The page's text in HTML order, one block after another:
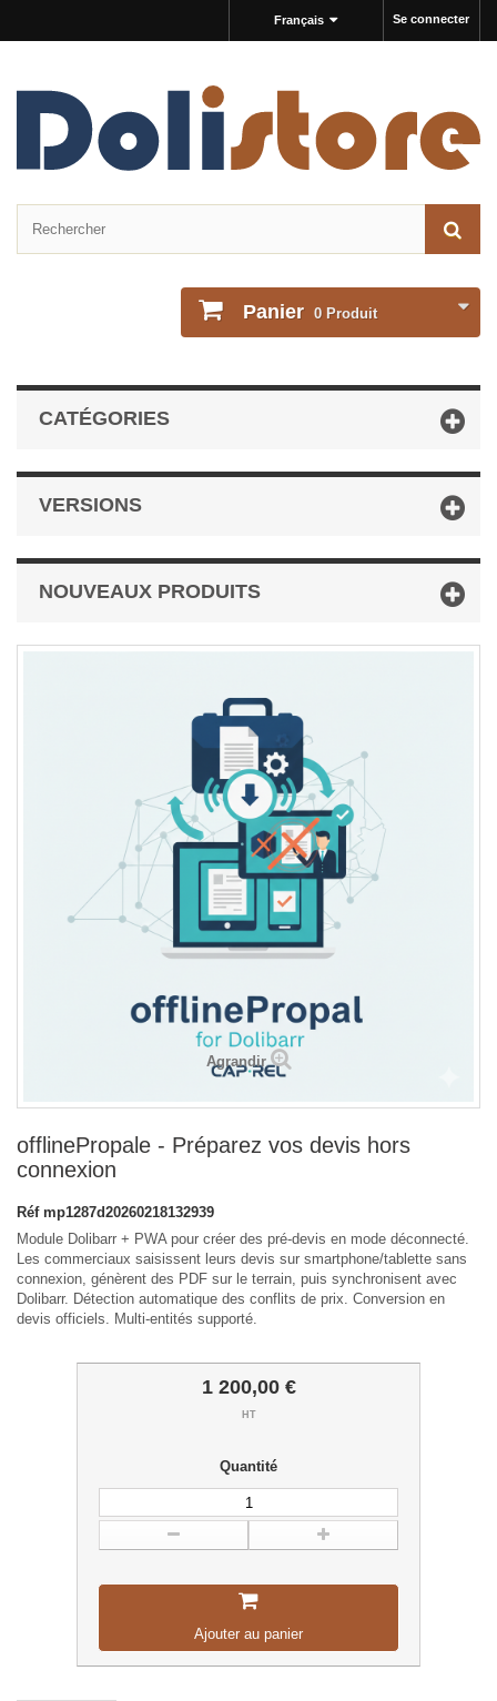
Se connecter
Français
Panier 0 Produit
CATÉGORIES
VERSIONS
NOUVEAUX PRODUITS
Agrandir
offlinePropale - Préparez vos devis hors
connexion
Réf mp1287d20260218132939
Module Dolibarr + PWA pour créer des pré-devis en mode déconnecté.
Les commerciaux saisissent leurs devis sur smartphone/tablette sans
connexion, génèrent des PDF sur le terrain, puis synchronisent avec
Dolibarr. Détection automatique des conflits de prix. Conversion en
devis officiels. Multi-entités supporté.
1 200,00 €
HT
Quantité
Ajouter au panier